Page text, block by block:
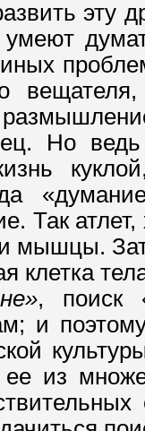
эту
Но
Так
мышцы.
клетка
, поиск
и
из